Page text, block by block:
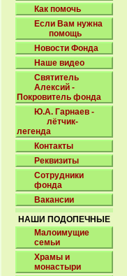
Как помочь
Если Вам нужна
помощь
Новости Фонда
Наше видео
Святитель
Алексий -
Покровитель фонда
Ю.А. Гарнаев -
лётчик-
легенда
Контакты
Реквизиты
Сотрудники
фонда
Вакансии
НАШИ ПОДОПЕЧНЫЕ
Малоимущие
семьи
Храмы и
монастыри